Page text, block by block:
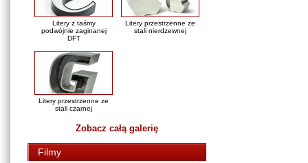
Litery z taśmy
podwójnie zaginanej
DFT
Litery przestrzenne ze
stali nierdzewnej
Litery przestrzenne ze
stali czarnej
Zobacz całą galerię
Filmy